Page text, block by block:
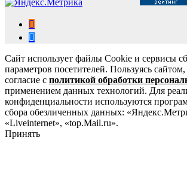
Сайт использует файлы Cookie и сервисы
параметров посетителей. Пользуясь
согласие с политикой обработки
применением данных технологий. Для
конфиденциальности используются
сбора обезличенных данных:
«Liveinternet», «top.Mail.ru».
Принять